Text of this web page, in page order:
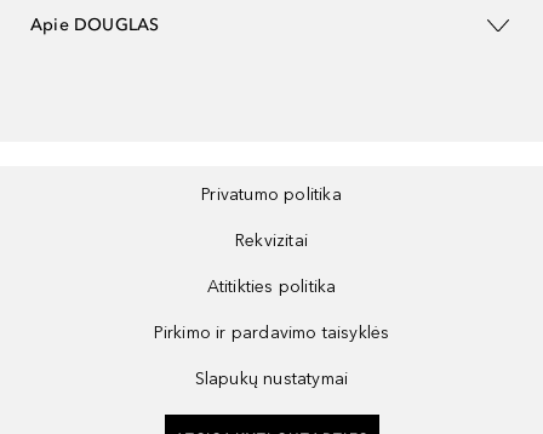
Apie DOUGLAS
Privatumo politika
Rekvizitai
Atitikties politika
Pirkimo ir pardavimo taisyklės
Slapukų nustatymai